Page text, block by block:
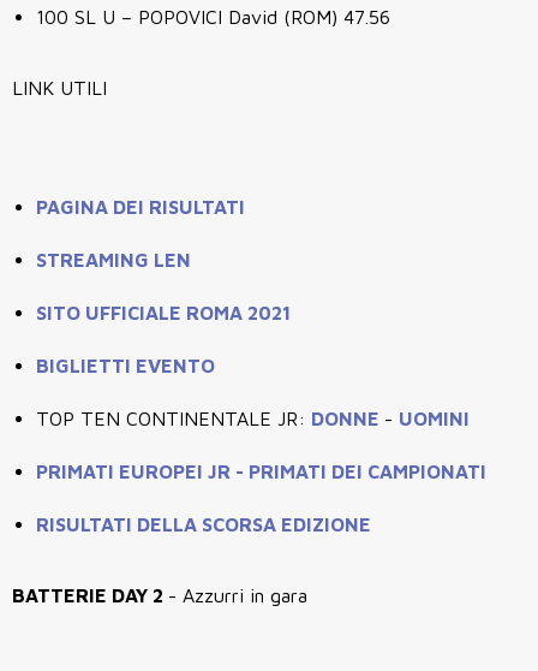
100 SL U – POPOVICI David (ROM) 47.56
LINK UTILI
PAGINA DEI RISULTATI
STREAMING LEN
SITO UFFICIALE ROMA 2021
BIGLIETTI EVENTO
TOP TEN CONTINENTALE JR: DONNE - UOMINI
PRIMATI EUROPEI JR - PRIMATI DEI CAMPIONATI
RISULTATI DELLA SCORSA EDIZIONE
BATTERIE DAY 2 - Azzurri in gara